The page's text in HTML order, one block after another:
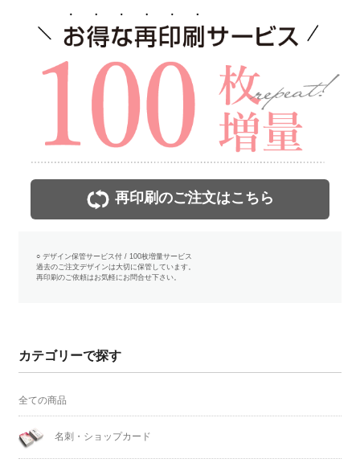
再印刷のご注文はこちら
○ デザイン保管サービス付 / 100枚増量サービス
過去のご注文デザインは大切に保管しています。
再印刷のご依頼はお気軽にお問合せ下さい。
カテゴリーで探す
全ての商品
名刺・ショップカード